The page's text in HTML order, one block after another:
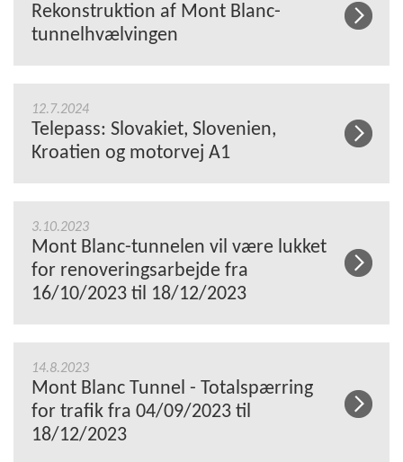
Rekonstruktion af Mont Blanc-
tunnelhvælvingen
12.7.2024
Telepass: Slovakiet, Slovenien,
Kroatien og motorvej A1
3.10.2023
Mont Blanc-tunnelen vil være lukket
for renoveringsarbejde fra
16/10/2023 til 18/12/2023
14.8.2023
Mont Blanc Tunnel - Totalspærring
for trafik fra 04/09/2023 til
18/12/2023